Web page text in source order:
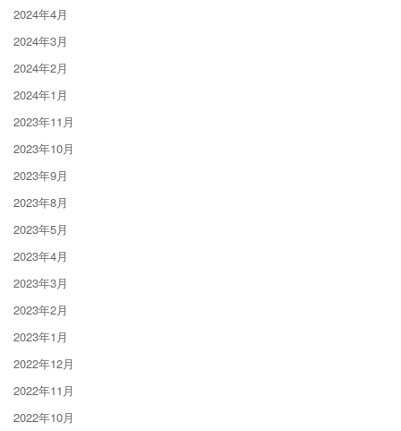
2024年4月
2024年3月
2024年2月
2024年1月
2023年11月
2023年10月
2023年9月
2023年8月
2023年5月
2023年4月
2023年3月
2023年2月
2023年1月
2022年12月
2022年11月
2022年10月